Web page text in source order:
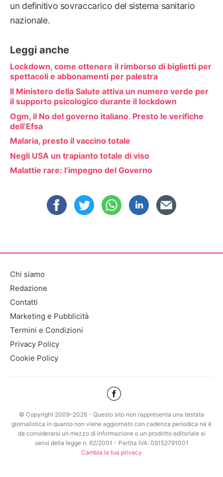
un definitivo sovraccarico del sistema sanitario
nazionale.
Leggi anche
Lockdown, come ottenere il rimborso di biglietti per
spettacoli e abbonamenti per palestra
Il Ministero della Salute attiva un numero verde per
il supporto psicologico durante il lockdown
Ogm, il No del governo italiano. Presto le verifiche
dell’Efsa
Malaria, presto il vaccino totale
Negli USA un trapianto totale di viso
Malattie rare: l’impegno del Governo
Chi siamo
Redazione
Contatti
Marketing e Pubblicità
Termini e Condizioni
Privacy Policy
Cookie Policy
© Copyright 2009-2026 - Questo sito non rappresenta una testata
giornalistica in quanto non viene aggiornato con cadenza periodica né è
da considerarsi un mezzo di informazione o un prodotto editoriale ai
sensi della legge n. 62/2001 - Partita IVA: 09152791001
Cambia la tua privacy